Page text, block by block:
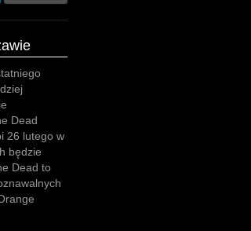
Dead
26 lutego w
będzie
Dead to